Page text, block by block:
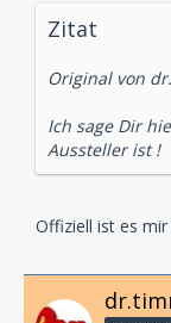
Zitat
Original von
Ich sage Dir
Aussteller ist !
Offiziell ist es mir